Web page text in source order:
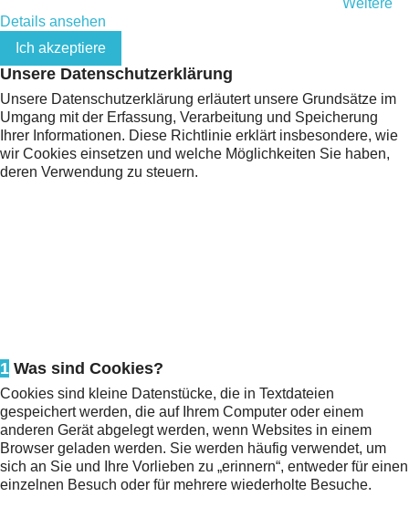
Details ansehen
Ich akzeptiere
Unsere Datenschutzerklärung
Unsere Datenschutzerklärung erläutert unsere Grundsätze im
Umgang mit der Erfassung, Verarbeitung und Speicherung
Ihrer Informationen. Diese Richtlinie erklärt insbesondere, wie
wir Cookies einsetzen und welche Möglichkeiten Sie haben,
deren Verwendung zu steuern.
1 Was sind Cookies?
Cookies sind kleine Datenstücke, die in Textdateien
gespeichert werden, die auf Ihrem Computer oder einem
anderen Gerät abgelegt werden, wenn Websites in einem
Browser geladen werden. Sie werden häufig verwendet, um
sich an Sie und Ihre Vorlieben zu „erinnern“, entweder für einen
einzelnen Besuch oder für mehrere wiederholte Besuche.